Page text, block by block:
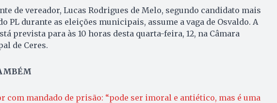
de vereador, Lucas Rodrigues de Melo, segundo candidato mais
PL durante as eleições municipais, assume a vaga de Osvaldo. A
prevista para às 10 horas desta quarta-feira, 12, na Câmara
de Ceres.
com mandado de prisão: “pode ser imoral e antiético, mas é uma